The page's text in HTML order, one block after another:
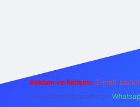
Reklam ve İletişim: E-mail:
forumhizmeti@gmail.com